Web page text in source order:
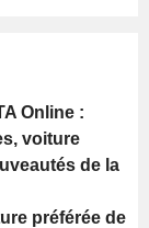
Online :
voiture
de la
préférée de